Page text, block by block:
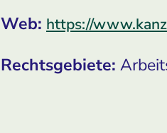
Web: https://
Rechtsgebiete: